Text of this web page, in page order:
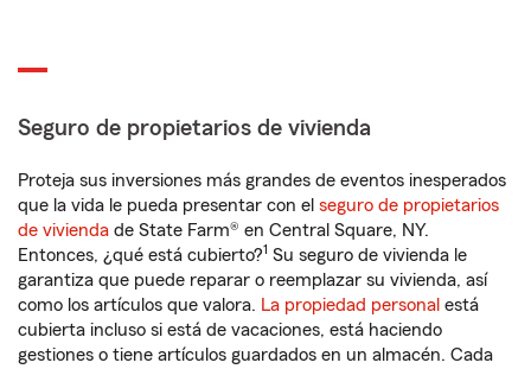
Seguro de propietarios de vivienda
Proteja sus inversiones más grandes de eventos inesperados
que la vida le pueda presentar con el seguro de propietarios
de vivienda de State Farm® en Central Square, NY.
Entonces, ¿qué está cubierto?1 Su seguro de vivienda le
garantiza que puede reparar o reemplazar su vivienda, así
como los artículos que valora. La propiedad personal está
cubierta incluso si está de vacaciones, está haciendo
gestiones o tiene artículos guardados en un almacén. Cada